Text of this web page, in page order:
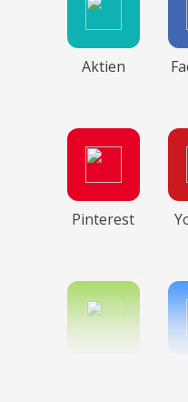
Aktien
Pinterest